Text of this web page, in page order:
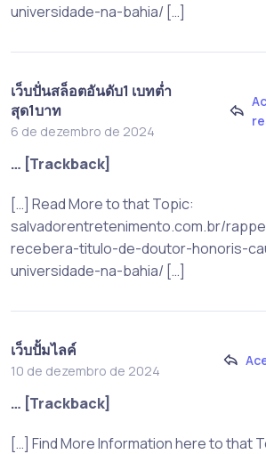
universidade-na-bahia/ […]
เว็บปั่นสล็อตอันดับ1 เบทต่ำ
สุด1บาท
6 de dezembro de 2024
… [Trackback]
[…] Read More to that Topic:
salvadorentretenimento.com.br/
recebera-titulo-de-doutor-honoris-
universidade-na-bahia/ […]
เว็บปั้มไลค์
10 de dezembro de 2024
… [Trackback]
[…] Find More Information here to that